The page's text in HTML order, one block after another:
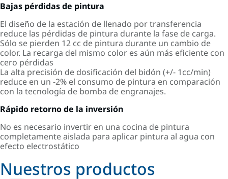
Bajas pérdidas de pintura
El diseño de la estación de llenado por transferencia
reduce las pérdidas de pintura durante la fase de carga.
Sólo se pierden 12 cc de pintura durante un cambio de
color. La recarga del mismo color es aún más eficiente con
cero pérdidas
La alta precisión de dosificación del bidón (+/- 1cc/min)
reduce en un -2% el consumo de pintura en comparación
con la tecnología de bomba de engranajes.
Rápido retorno de la inversión
No es necesario invertir en una cocina de pintura
completamente aislada para aplicar pintura al agua con
efecto electrostático
Nuestros productos